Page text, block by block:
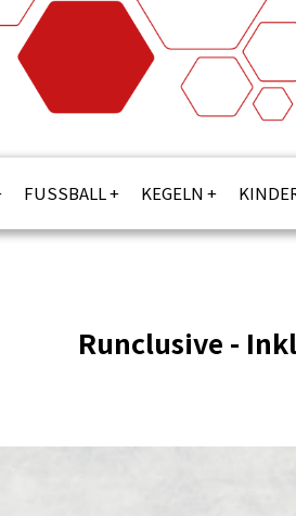
FUSSBALL KEGELN
Runclusive -